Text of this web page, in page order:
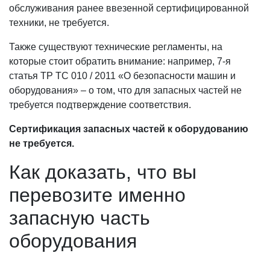
обслуживания ранее ввезенной сертифицированной
техники, не требуется.
Также существуют технические регламенты, на
которые стоит обратить внимание: например, 7-я
статья ТР ТС 010 / 2011 «О безопасности машин и
оборудования» – о том, что для запасных частей не
требуется подтверждение соответствия.
Сертификация запасных частей к оборудованию
не требуется.
Как доказать, что вы
перевозите именно
запасную часть
оборудования